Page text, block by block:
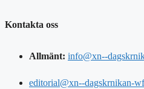
Kontakta oss
Allmänt: info@xn--
editorial@xn--dagskrnikan-